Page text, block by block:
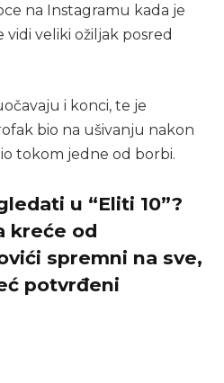
na Instagramu kada je
vidi veliki ožiljak posred
i konci, te je
bio na ušivanju nakon
tokom jedne od borbi.
u “Eliti 10”?
kreće od
spremni na sve,
potvrđeni